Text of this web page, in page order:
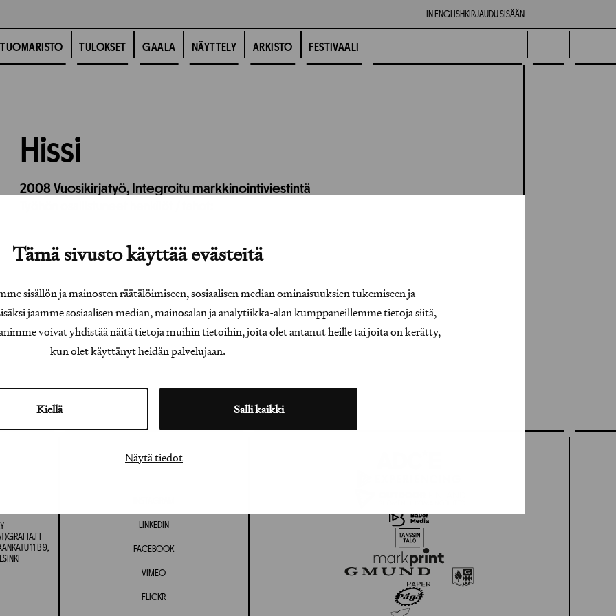
Tämä sivusto käyttää evästeitä
sisällön ja mainosten räätälöimiseen, sosiaalisen median ominaisuuksien tukemiseen ja
jaamme sosiaalisen median, mainosalan ja analytiikka-alan kumppaneillemme tietoja siitä,
voivat yhdistää näitä tietoja muihin tietoihin, joita olet antanut heille tai joita on kerätty,
kun olet käyttänyt heidän palvelujaan.
Kiellä Salli kaikki
Näytä tiedot
IN ENGLISH KIRJAUDU SISÄÄN
TUOMARISTO TULOKSET GAALA NÄYTTELY ARKISTO FESTIVAALI
Hissi
2008 Vuosikirjatyö, Integroitu markkinointiviestintä
11 B 9,
LINKEDIN
FACEBOOK
VIMEO
FLICKR